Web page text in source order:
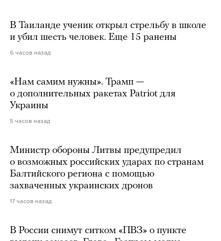
В Таиланде ученик открыл стрельбу в школе
и убил шесть человек. Еще 15 ранены
6 часов назад
«Нам самим нужны». Трамп —
о дополнительных ракетах Patriot для
Украины
5 часов назад
Министр обороны Литвы предупредил
о возможных российских ударах по странам
Балтийского региона с помощью
захваченных украинских дронов
17 часов назад
В России снимут ситком «ПВЗ» о пункте